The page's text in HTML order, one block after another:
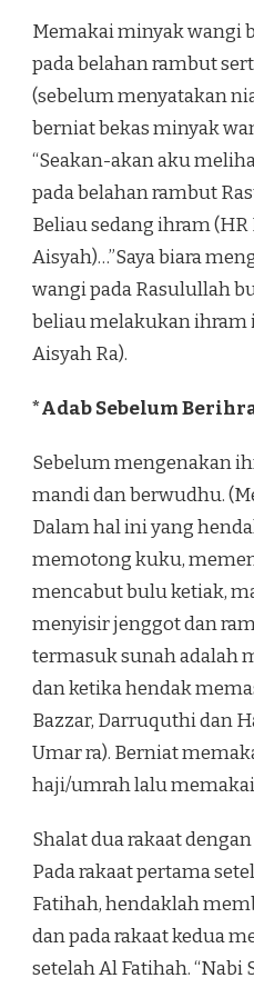
Memakai minyak wangi
pada belahan rambut
(sebelum menyatakan
berniat bekas minyak
“Seakan-akan aku
pada belahan rambut
Beliau sedang ihram
Aisyah)…”Saya biara
wangi pada Rasulullah
beliau melakukan ihram
Aisyah Ra).
*Adab Sebelum
Sebelum mengenakan
mandi dan berwudhu.
Dalam hal ini yang
memotong kuku,
mencabut bulu ketiak,
menyisir jenggot dan
termasuk sunah adalah
dan ketika hendak
Bazzar, Darruquthi dan
Umar ra). Berniat
haji/umrah lalu
Shalat dua rakaat
Pada rakaat pertama
Fatihah, hendaklah
dan pada rakaat kedua
setelah Al Fatihah. “Nabi